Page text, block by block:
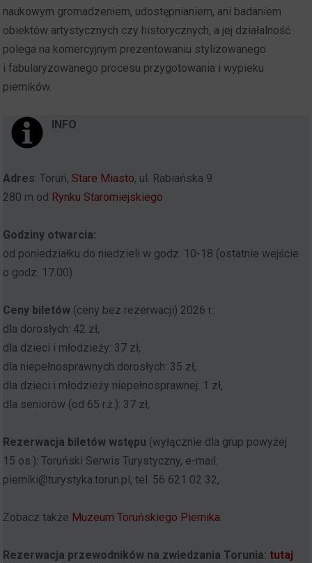
naukowym gromadzeniem, udostępnianiem, ani badaniem
obiektów artystycznych czy historycznych, a jej działalność
polega na komercyjnym prezentowaniu stylizowanego
i fabularyzowanego procesu przygotowania i wypieku
pierników.
INFO
Adres: Toruń, Stare Miasto, ul. Rabiańska 9
280 m od Rynku Staromiejskiego
Godziny otwarcia:
od poniedziałku do niedzieli w godz. 10-18 (ostatnie wejście
o godz. 17.00)
Ceny biletów (ceny bez rezerwacji) 2026 r.:
dla dorosłych: 42 zł,
dla dzieci i młodzieży: 37 zł,
dla niepełnosprawnych dorosłych: 35 zł,
dla dzieci i młodzieży niepełnosprawnej: 1 zł,
dla seniorów (od 65 r.ż.): 37 zł,
Rezerwacja biletów wstępu (wyłącznie dla grup powyżej
15 os.): Toruński Serwis Turystyczny, e-mail:
pierniki@turystyka.torun.pl, tel. 56 621 02 32,
Zobacz także Muzeum Toruńskiego Piernika.
Rezerwacja przewodników na zwiedzania Torunia: tutaj